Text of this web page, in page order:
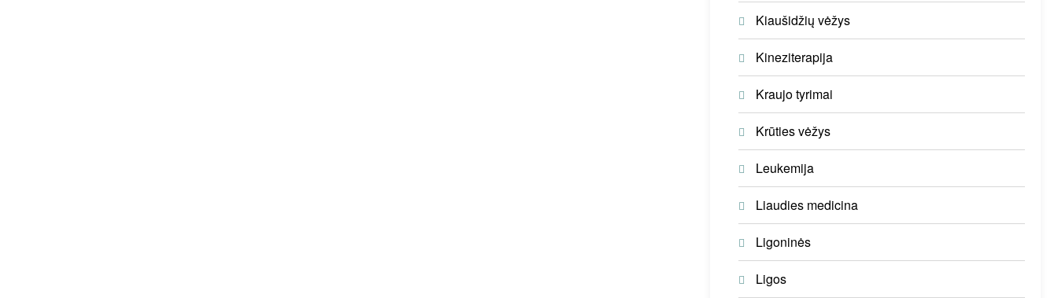
Kiaušidžių vėžys
Kineziterapija
Kraujo tyrimai
Krūties vėžys
Leukemija
Liaudies medicina
Ligoninės
Ligos